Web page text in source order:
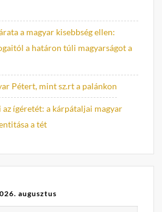
a magyar kisebbség ellen:
a határon túli magyarságot a
Pétert, mint sz.rt a palánkon
az ígéretét: a kárpátaljai magyar
a tét
augusztus